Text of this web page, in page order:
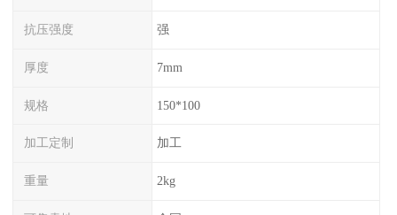
抗压强度 强
厚度 7mm
规格 150*100
加工定制 加工
重量 2kg